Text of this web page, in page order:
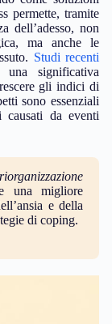
permette, tramite
dell’adesso, non
ma anche le
Studi recenti
significativa
gli indici di
sono essenziali
causati da eventi
riorganizzazione
una migliore
e della
di coping.